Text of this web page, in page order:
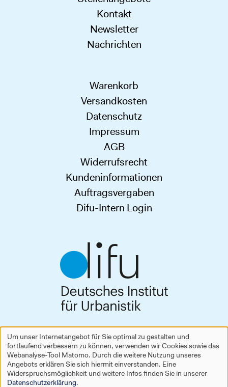
Kontakt
Newsletter
Nachrichten
Warenkorb
Versandkosten
Datenschutz
Impressum
AGB
Widerrufsrecht
Kundeninformationen
Auftragsvergaben
Difu-Intern Login
Deutsches Institut für Urbanistik gGmbH
Zimmerstraße 13–15
10969 Berlin
Tel. +49 30 39001-0
difu[at]difu[dot]de
Verwendung
personenbezogener
Um unser Internetangebot für Sie optimal zu gestalten und
fortlaufend verbessern zu können, verwenden wir Cookies sowie das
Webanalyse-Tool Matomo. Durch die weitere Nutzung unseres
Angebots erklären Sie sich hiermit einverstanden. Eine
Widerspruchsmöglichkeit und weitere Infos finden Sie in unserer
Datenschutzerklärung.